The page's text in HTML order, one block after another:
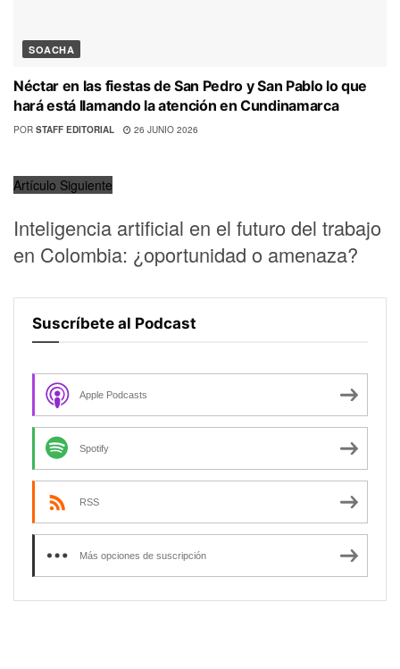
SOACHA
Néctar en las fiestas de San Pedro y San Pablo lo que
hará está llamando la atención en Cundinamarca
POR STAFF EDITORIAL 26 JUNIO 2026
Artículo Siguiente
Inteligencia artificial en el futuro del trabajo
en Colombia: ¿oportunidad o amenaza?
Suscríbete al Podcast
Apple Podcasts
Spotify
RSS
Más opciones de suscripción